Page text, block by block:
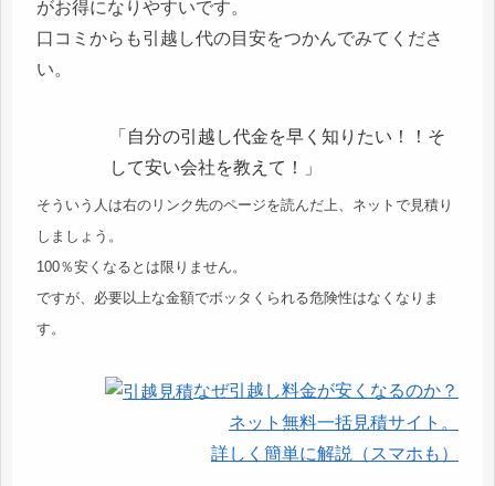
がお得になりやすいです。
口コミからも引越し代の目安をつかんでみてくださ
い。
「自分の引越し代金を早く知りたい！！そ
して安い会社を教えて！」
そういう人は右のリンク先のページを読んだ上、ネットで見積り
しましょう。
100％安くなるとは限りません。
ですが、必要以上な金額でボッタくられる危険性はなくなりま
す。
なぜ引越し料金が安くなるのか？
ネット無料一括見積サイト。
詳しく簡単に解説（スマホも）